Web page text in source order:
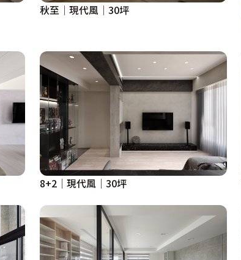
秋至│現代風│30坪
8+2│現代風│30坪